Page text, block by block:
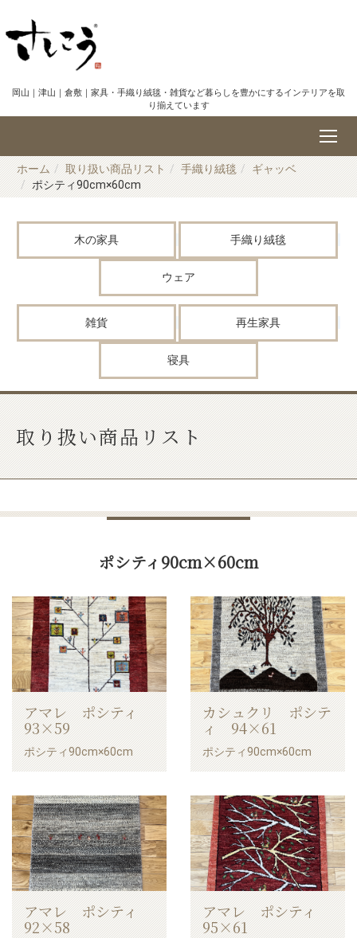
岡山｜津山｜倉敷｜家具・手織り絨毯・雑貨など暮らしを豊かにするインテリアを取
り揃えています
ホーム 取り扱い商品リスト 手織り絨毯
ギャッベ
ポシティ90cm×60cm
木の家具 手織り絨毯
ウェア
雑貨 再生家具
寝具
取り扱い商品リスト
ポシティ90cm×60cm
アマレ ポシティ
93×59
ポシティ90cm×60cm
カシュクリ ポシテ
ィ 94×61
ポシティ90cm×60cm
アマレ ポシティ
92×58
アマレ ポシティ
95×61